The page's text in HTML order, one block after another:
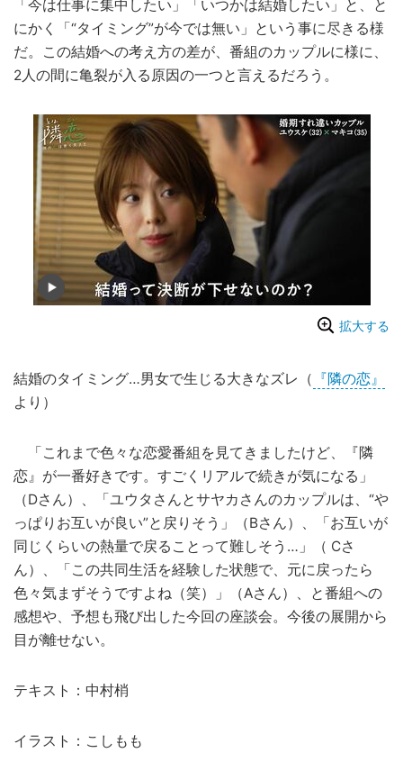
「今は仕事に集中したい」「いつかは結婚したい」と、と
にかく「“タイミング”が今では無い」という事に尽きる様
だ。この結婚への考え方の差が、番組のカップルに様に、
2人の間に亀裂が入る原因の一つと言えるだろう。
拡大する
結婚のタイミング…男女で生じる大きなズレ（ 『隣の恋』
より）
「これまで色々な恋愛番組を見てきましたけど、『隣
恋』が一番好きです。すごくリアルで続きが気になる」
（Dさん）、「ユウタさんとサヤカさんのカップルは、“や
っぱりお互いが良い”と戻りそう」（Bさん）、「お互いが
同じくらいの熱量で戻ることって難しそう…」（ Cさ
ん）、「この共同生活を経験した状態で、元に戻ったら
色々気まずそうですよね（笑）」（Aさん）、と番組への
感想や、予想も飛び出した今回の座談会。今後の展開から
目が離せない。
テキスト：中村梢
イラスト：こしもも